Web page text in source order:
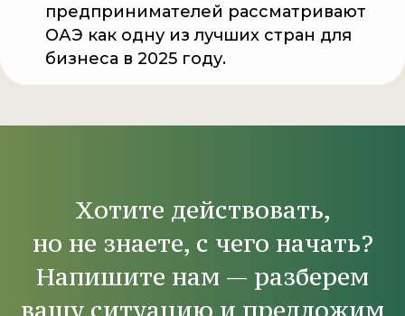
предпринимателей рассматривают
ОАЭ как одну из лучших стран для
бизнеса в 2025 году.
Хотите действовать,
но не знаете, с чего начать?
Напишите нам — разберем
вашу ситуацию и предложим